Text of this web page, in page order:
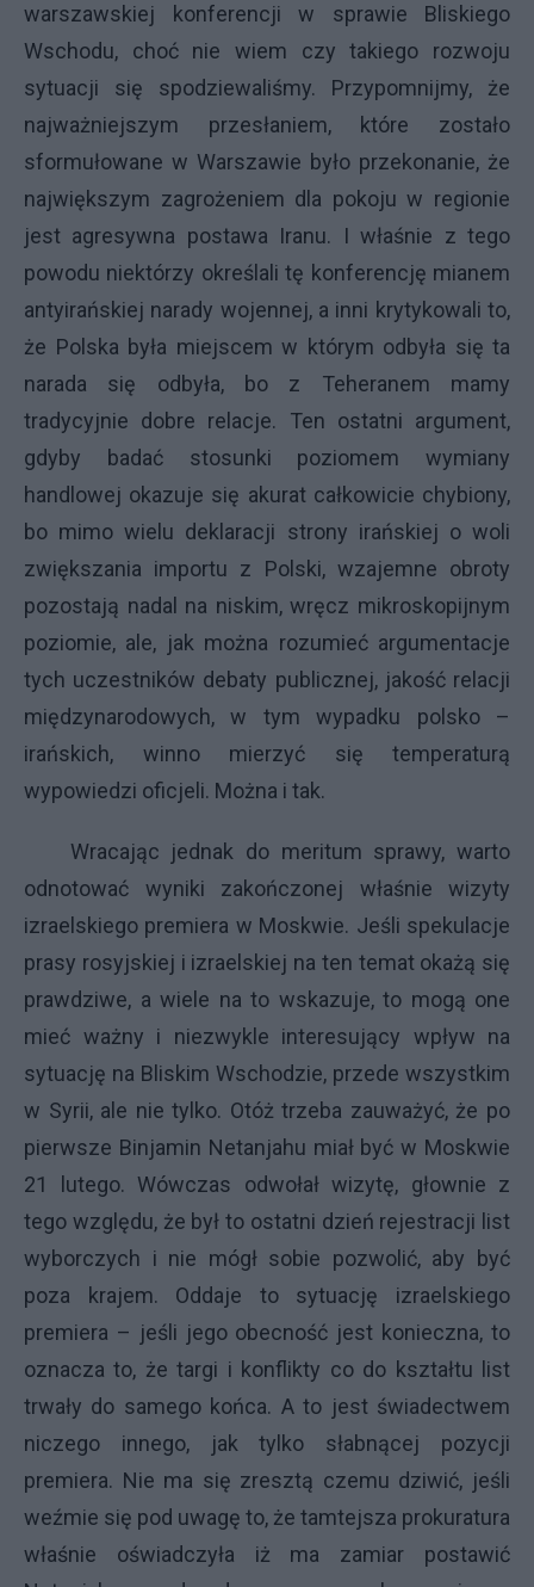
warszawskiej konferencji w sprawie Bliskiego
Wschodu, choć nie wiem czy takiego rozwoju
sytuacji się spodziewaliśmy. Przypomnijmy, że
najważniejszym przesłaniem, które zostało
sformułowane w Warszawie było przekonanie, że
największym zagrożeniem dla pokoju w regionie
jest agresywna postawa Iranu. I właśnie z tego
powodu niektórzy określali tę konferencję mianem
antyirańskiej narady wojennej, a inni krytykowali to,
że Polska była miejscem w którym odbyła się ta
narada się odbyła, bo z Teheranem mamy
tradycyjnie dobre relacje. Ten ostatni argument,
gdyby badać stosunki poziomem wymiany
handlowej okazuje się akurat całkowicie chybiony,
bo mimo wielu deklaracji strony irańskiej o woli
zwiększania importu z Polski, wzajemne obroty
pozostają nadal na niskim, wręcz mikroskopijnym
poziomie, ale, jak można rozumieć argumentacje
tych uczestników debaty publicznej, jakość relacji
międzynarodowych, w tym wypadku polsko –
irańskich, winno mierzyć się temperaturą
wypowiedzi oficjeli. Można i tak.
Wracając jednak do meritum sprawy, warto
odnotować wyniki zakończonej właśnie wizyty
izraelskiego premiera w Moskwie. Jeśli spekulacje
prasy rosyjskiej i izraelskiej na ten temat okażą się
prawdziwe, a wiele na to wskazuje, to mogą one
mieć ważny i niezwykle interesujący wpływ na
sytuację na Bliskim Wschodzie, przede wszystkim
w Syrii, ale nie tylko. Otóż trzeba zauważyć, że po
pierwsze Binjamin Netanjahu miał być w Moskwie
21 lutego. Wówczas odwołał wizytę, głownie z
tego względu, że był to ostatni dzień rejestracji list
wyborczych i nie mógł sobie pozwolić, aby być
poza krajem. Oddaje to sytuację izraelskiego
premiera – jeśli jego obecność jest konieczna, to
oznacza to, że targi i konflikty co do kształtu list
trwały do samego końca. A to jest świadectwem
niczego innego, jak tylko słabnącej pozycji
premiera. Nie ma się zresztą czemu dziwić, jeśli
weźmie się pod uwagę to, że tamtejsza prokuratura
właśnie oświadczyła iż ma zamiar postawić